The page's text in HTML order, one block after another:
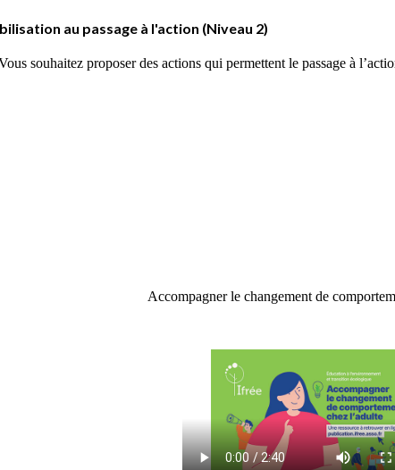
au passage à l'action (Niveau 2)
souhaitez proposer des actions qui permettent le passage à
Accompagner le changement de